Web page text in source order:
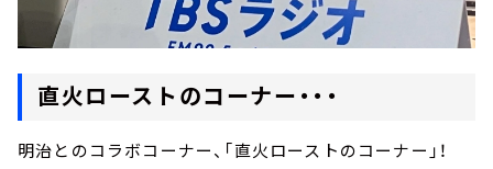
直火ローストのコーナー・・・
明治とのコラボコーナー、「直火ローストのコーナー」！